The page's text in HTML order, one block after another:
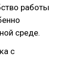
работы
среде.
с